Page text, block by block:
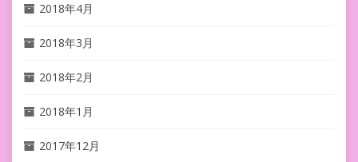
2018年4月
2018年3月
2018年2月
2018年1月
2017年12月